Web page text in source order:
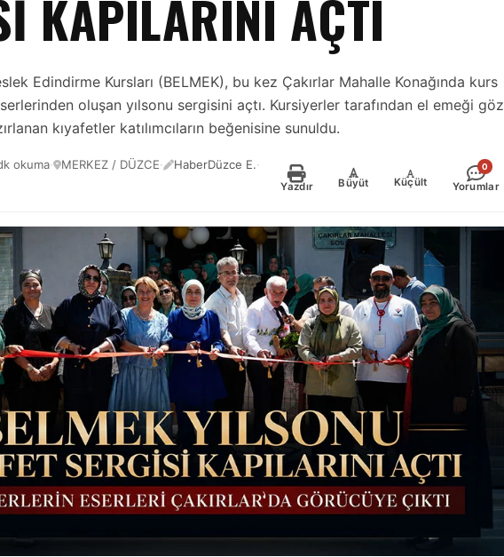
KAPILARINI AÇTI
Edindirme Kursları (BELMEK), bu kez Çakırlar Mahalle Konağında kurs
oluşan yılsonu sergisini açtı. Kursiyerler tarafından el emeği göz
kıyafetler katılımcıların beğenisine sunuldu.
okuma· MERKEZ / DÜZCE· HaberDüzce E.·
Yazdır
+
Büyüt
-
Küçült
0
Yorumlar